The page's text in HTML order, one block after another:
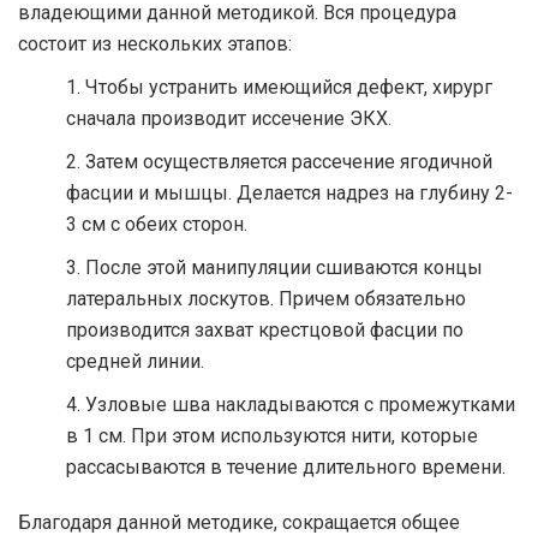
владеющими данной методикой. Вся процедура
состоит из нескольких этапов:
Чтобы устранить имеющийся дефект, хирург
сначала производит иссечение ЭКХ.
Затем осуществляется рассечение ягодичной
фасции и мышцы. Делается надрез на глубину 2-
3 см с обеих сторон.
После этой манипуляции сшиваются концы
латеральных лоскутов. Причем обязательно
производится захват крестцовой фасции по
средней линии.
Узловые шва накладываются с промежутками
в 1 см. При этом используются нити, которые
рассасываются в течение длительного времени.
Благодаря данной методике, сокращается общее